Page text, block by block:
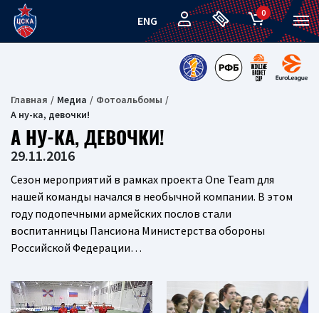
ENG
0
Главная Медиа
Фотоальбомы
А ну-ка, девочки!
А НУ-КА, ДЕВОЧКИ!
29.11.2016
Сезон мероприятий в рамках проекта One Team для
нашей команды начался в необычной компании. В этом
году подопечными армейских послов стали
воспитанницы Пансиона Министерства обороны
Российской Федерации…